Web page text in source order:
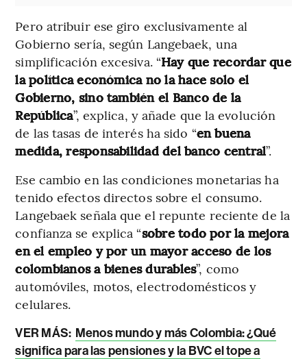
Pero atribuir ese giro exclusivamente al
Gobierno sería, según Langebaek, una
simplificación excesiva. “Hay que recordar que
la política económica no la hace solo el
Gobierno, sino también el Banco de la
República”, explica, y añade que la evolución
de las tasas de interés ha sido “en buena
medida, responsabilidad del banco central”.
Ese cambio en las condiciones monetarias ha
tenido efectos directos sobre el consumo.
Langebaek señala que el repunte reciente de la
confianza se explica “sobre todo por la mejora
en el empleo y por un mayor acceso de los
colombianos a bienes durables”, como
automóviles, motos, electrodomésticos y
celulares.
VER MÁS: Menos mundo y más Colombia: ¿Qué
significa para las pensiones y la BVC el tope a